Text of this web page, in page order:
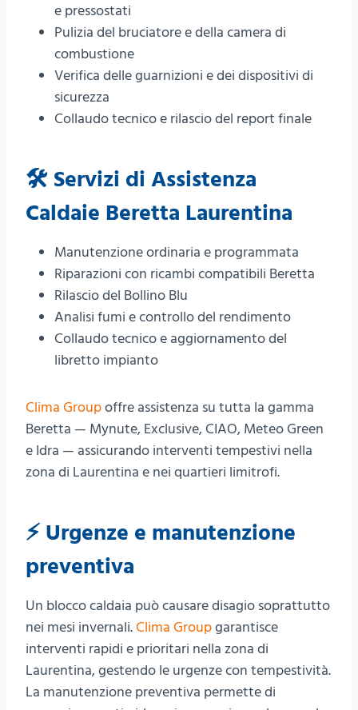
e pressostati
Pulizia del bruciatore e della camera di
combustione
Verifica delle guarnizioni e dei dispositivi di
sicurezza
Collaudo tecnico e rilascio del report finale
🛠️ Servizi di Assistenza
Caldaie Beretta Laurentina
Manutenzione ordinaria e programmata
Riparazioni con ricambi compatibili Beretta
Rilascio del Bollino Blu
Analisi fumi e controllo del rendimento
Collaudo tecnico e aggiornamento del
libretto impianto
Clima Groupoffre assistenza su tutta la gamma
Beretta — Mynute, Exclusive, CIAO, Meteo Green
e Idra — assicurando interventi tempestivi nella
zona di Laurentina e nei quartieri limitrofi.
⚡ Urgenze e manutenzione
preventiva
Un blocco caldaia può causare disagio soprattutto
nei mesi invernali.Clima Groupgarantisce
interventi rapidi e prioritari nella zona di
Laurentina, gestendo le urgenze con tempestività.
La manutenzione preventiva permette di